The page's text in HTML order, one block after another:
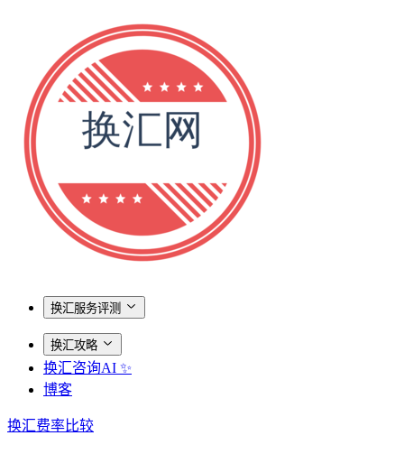
换汇服务评测
换汇攻略
换汇咨询AI ✨
博客
换汇费率比较